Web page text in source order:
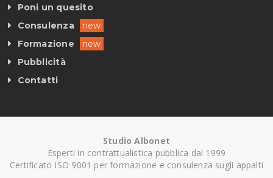
Poni un quesito
Consulenza
new
Formazione
new
Pubblicità
Contatti
Studio Albonet
Esperti in contrattualistica pubblica dal 1999
Certificato ISO 9001 per formazione e consulenza sugli appalti